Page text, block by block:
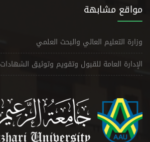
مواقع مشابهة
وزارة التعليم العالي والبحث العلمي
الإدارة العامة للقبول وتقويم وتوثيق الشهادات